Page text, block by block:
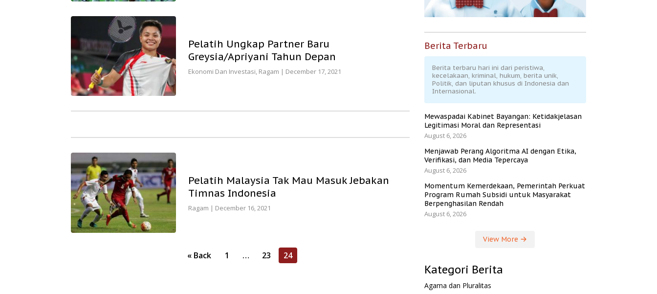
Pelatih Ungkap Partner Baru
Greysia/Apriyani Tahun Depan
Ekonomi Dan Investasi, Ragam | December 17, 2021
Pelatih Malaysia Tak Mau Masuk Jebakan
Timnas Indonesia
Ragam | December 16, 2021
« Back 1 … 23 24
Berita Terbaru
Berita terbaru hari ini dari peristiwa,
kecelakaan, kriminal, hukum, berita unik,
Politik, dan liputan khusus di Indonesia dan
Internasional.
Mewaspadai Kabinet Bayangan: Ketidakjelasan
Legitimasi Moral dan Representasi
August 6, 2026
Menjawab Perang Algoritma AI dengan Etika,
Verifikasi, dan Media Tepercaya
August 6, 2026
Momentum Kemerdekaan, Pemerintah Perkuat
Program Rumah Subsidi untuk Masyarakat
Berpenghasilan Rendah
August 6, 2026
View More
Kategori Berita
Agama dan Pluralitas